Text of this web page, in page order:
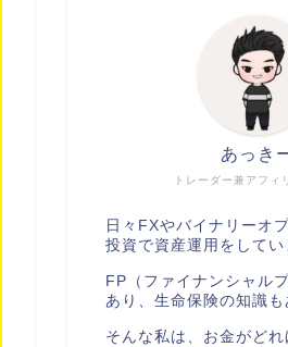
トレーダー兼アフィ
あっき
日々FXやバイナリーオ
投資で資産運用をしてい
FP（ファイナンシャル
あり、生命保険の知識も
そんな私は、お金がど